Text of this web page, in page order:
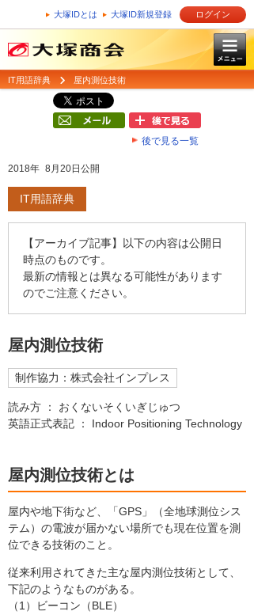
大塚IDとは 大塚ID新規登録 ログイン
IT用語辞典 屋内測位技術
後で見る一覧
2018年 8月20日公開
IT用語辞典
【アーカイブ記事】以下の内容は公開日
時点のものです。
最新の情報とは異なる可能性があります
のでご注意ください。
屋内測位技術
制作協力：株式会社インプレス
読み方 ： おくないそくいぎじゅつ
英語正式表記 ： Indoor Positioning Technology
屋内測位技術とは
屋内や地下街など、「GPS」（全地球測位シス
テム）の電波が届かない場所でも現在位置を測
位できる技術のこと。
従来利用されてきた主な屋内測位技術として、
下記のようなものがある。
（1）ビーコン（BLE）